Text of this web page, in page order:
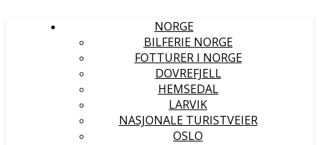
NORGE
BILFERIE NORGE
FOTTURER I NORGE
DOVREFJELL
HEMSEDAL
LARVIK
NASJONALE TURISTVEIER
OSLO